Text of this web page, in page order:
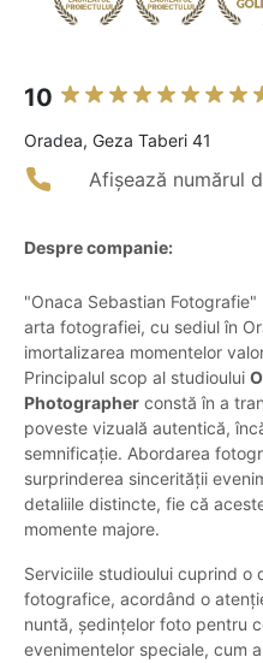
10
Oradea, Geza Taberi 41
Afișează numărul
Despre companie:
"Onaca Sebastian
arta fotografiei, cu sediul în
imortalizarea momentelor
Principalul scop al studioului
Photographer constă în a
poveste vizuală autentică,
semnificație. Abordarea
surprinderea sincerității
detaliile distincte, fie că
momente majore.
Serviciile studioului cuprind o
fotografice, acordând o
nuntă, ședințelor foto pentru
evenimentelor speciale, cum